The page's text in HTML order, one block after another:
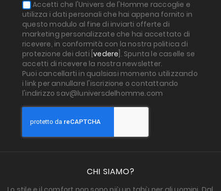
Accetti che l'Univers de l'Homme raccoglie e
utilizza i dati personali che hai appena fornito in
questo modulo al fine di inviarti offerte di
marketing personalizzate che hai accettato di
ricevere, in conformità con la nostra politica di
protezione dei dati [vedere ]. Spunta le caselle se
accetti di ricevere la nostra newsletter.
Puoi cancellarti in qualsiasi momento utilizzando
i link per annullare l'iscrizione o contattando
l'indirizzo sav@luniversdelhomme.com
CHI SIAMO?